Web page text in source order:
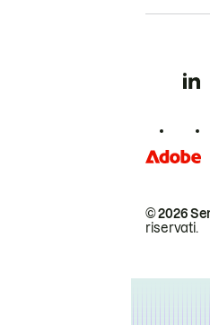
© 2026
riservati.